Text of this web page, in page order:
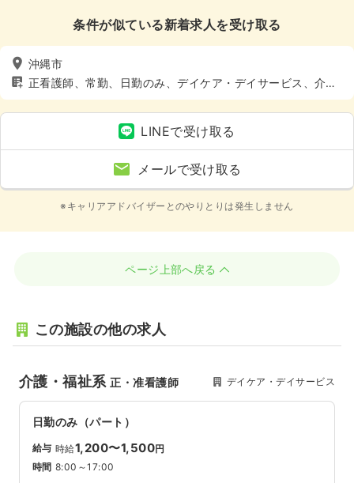
条件が似ている新着求人を受け取る
沖縄市
正看護師、常勤、日勤のみ、デイケア・デイサービス、介
護・福祉系、4週8休以上
LINEで受け取る
メールで受け取る
※キャリアアドバイザーとのやりとりは発生しません
ページ上部へ戻る
この施設の他の求人
介護・福祉系正・准看護師 デイケア・デイサービス
日勤のみ（パート）
給与 時給1,200〜1,500円
時間 8:00～17:00